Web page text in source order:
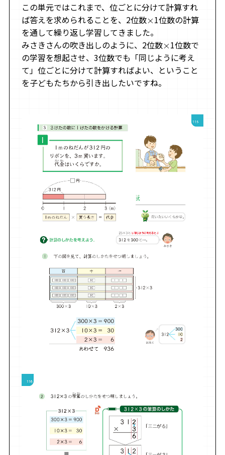
この単元ではこれまで、位ごとに分けて計算すれ
ば答えを求められることを、2位数×1位数の計算
を通して繰り返し学習してきました。
みさきさんの吹き出しのように、2位数×1位数で
の学習を想起させ、3位数でも「同じように考え
て」位ごとに分けて計算すればよい、ということ
を子どもたちから引き出したいですね。